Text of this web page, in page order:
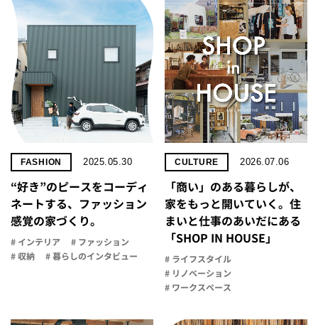
FASHION 2025.05.30
“好き”のピースをコーディ
ネートする、ファッション
感覚の家づくり。
# インテリア
# ファッション
# 収納
# 暮らしのインタビュー
CULTURE 2026.07.06
「商い」の​ある​暮らしが、​
家を​もっと​開いていく。​住
まいと​仕事の​あいだに​ある​
「SHOP IN HOUSE」
# ライフスタイル
# リノベーション
# ワークスペース